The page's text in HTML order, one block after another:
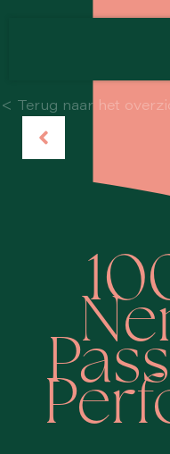
< Terug naar het